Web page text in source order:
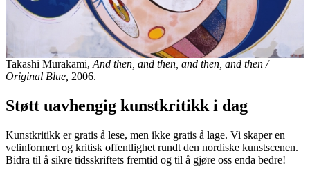
Takashi Murakami, And then, and then, and then, and then /
Original Blue, 2006.
Støtt uavhengig kunstkritikk i dag
Kunstkritikk er gratis å lese, men ikke gratis å lage. Vi skaper en
velinformert og kritisk offentlighet rundt den nordiske kunstscenen.
Bidra til å sikre tidsskriftets fremtid og til å gjøre oss enda bedre!